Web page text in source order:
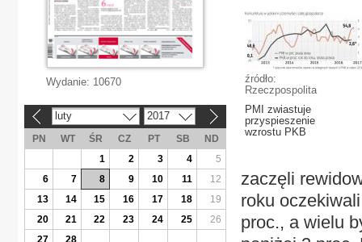
źródło:
Rzeczpospolita
PMI zwiastuje
przyspieszenie
wzrostu PKB
zaczęli
roku
proc., a wielu
Wydanie: 10670
luty 2017
PN WT ŚR CZ PT SB
ND
1
2 3 4
5
6
7 8 9 10 11
12
13
14 15 16 17 18
19
20
21 22 23 24 25
26
27
28